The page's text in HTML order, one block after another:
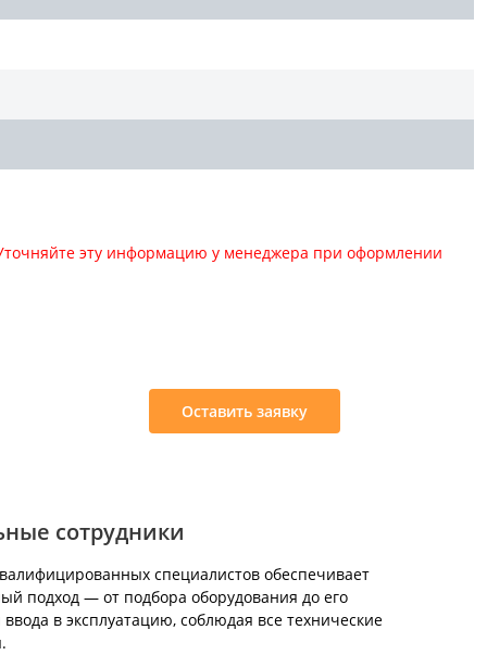
эту информацию у менеджера при оформлении
Оставить заявку
сотрудники
специалистов обеспечивает
подход — от подбора оборудования до его
в эксплуатацию, соблюдая все технические